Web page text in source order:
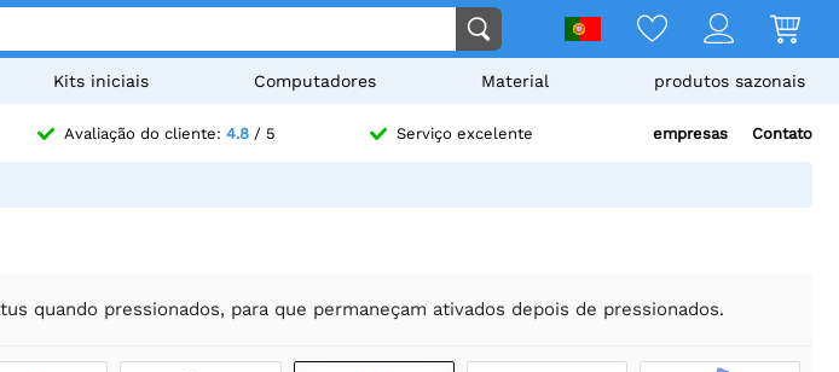
Kits iniciais Computadores Material produtos sazonais
Avaliação do cliente: 4.8/ 5 Serviço excelente empresas Contato
quando pressionados, para que permaneçam ativados depois de pressionados.